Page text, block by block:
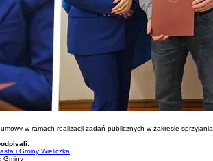
w ramach realizacji zadań publicznych w zakresie
i Gminy Wieliczka
Gminy